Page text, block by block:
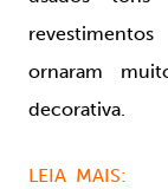
ornaram
decorativa.
LEIA MAIS: